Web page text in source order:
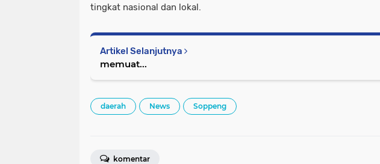
tingkat nasional dan lokal.
Artikel Selanjutnya
memuat...
daerah News Soppeng
komentar